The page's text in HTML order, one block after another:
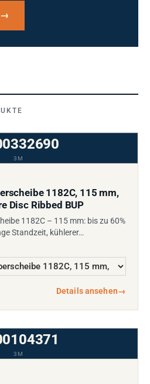
→
3M
1182C, 115 mm,
Disc Ribbed BUP
1182C – 115 mm: bis zu 60%
Standzeit, kühlerer…
Details ansehen→
3M